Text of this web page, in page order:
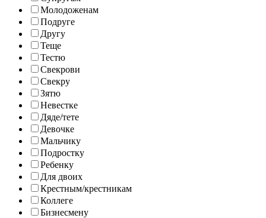
Молодоженам
Подруге
Другу
Теще
Тестю
Свекрови
Свекру
Зятю
Невестке
Дяде/тете
Девочке
Мальчику
Подростку
Ребенку
Для двоих
Крестным/крестникам
Коллеге
Бизнесмену